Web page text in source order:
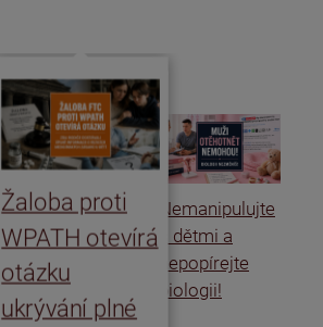
Žaloba proti
WPATH otevírá
otázku
ukrývání plné
Nemanipulujte
s dětmi a
nepopírejte
biologii!